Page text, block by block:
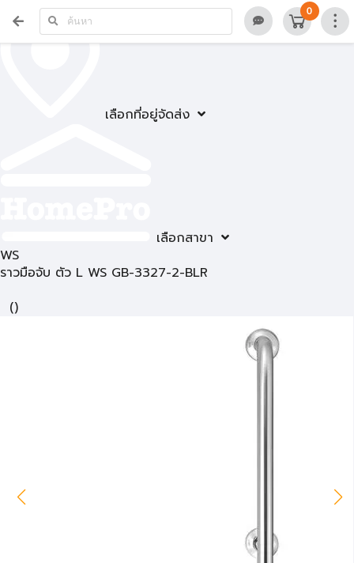
เลือกที่อยู่จัดส่ง
เลือกสาขา
0
WS
ราวมือจับ ตัว L WS GB-3327-2-BLR
()